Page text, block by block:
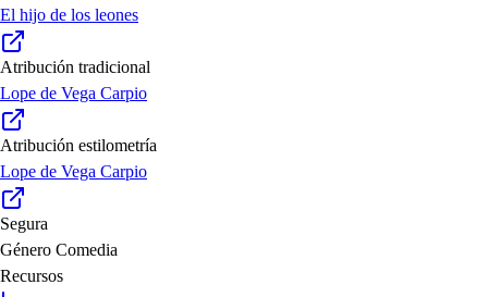
El hijo de los leones
Atribución tradicional
Lope de Vega Carpio
Atribución estilometría
Lope de Vega Carpio
Segura
Género Comedia
Recursos